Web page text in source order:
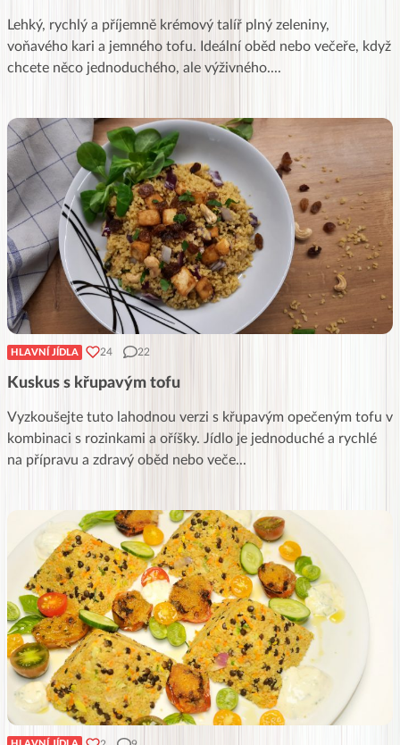
Lehký, rychlý a příjemně krémový talíř plný zeleniny,
voňavého kari a jemného tofu. Ideální oběd nebo večeře, když
chcete něco jednoduchého, ale výživného....
HLAVNÍ JÍDLA 24 22
Kuskus s křupavým tofu
Vyzkoušejte tuto lahodnou verzi s křupavým opečeným tofu v
kombinaci s rozinkami a oříšky. Jídlo je jednoduché a rychlé
na přípravu a zdravý oběd nebo veče...